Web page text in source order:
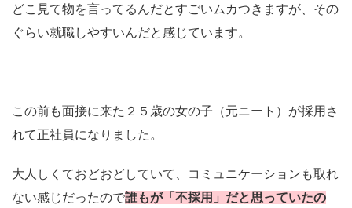
どこ見て物を言ってるんだとすごいムカつきますが、その
ぐらい就職しやすいんだと感じています。
この前も面接に来た２５歳の女の子（元ニート）が採用さ
れて正社員になりました。
大人しくておどおどしていて、コミュニケーションも取れ
ない感じだったので誰もが「不採用」だと思っていたの